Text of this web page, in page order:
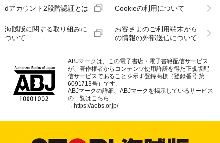
dアカウント2段階認証とは Cookieの利用について
海賊版に関する取り組みに
ついて
お客さまのご利用端末から
の情報の外部送信について
ABJマークは、この電子書店・電子書籍配信サービス
が、著作権者からコンテンツ使用許諾を得た正規版配
信サービスであることを示す登録商標（登録番号 第
6091713号）です。
ABJマークの詳細、ABJマークを掲示しているサービス
の一覧はこちら
→ https://aebs.or.jp/